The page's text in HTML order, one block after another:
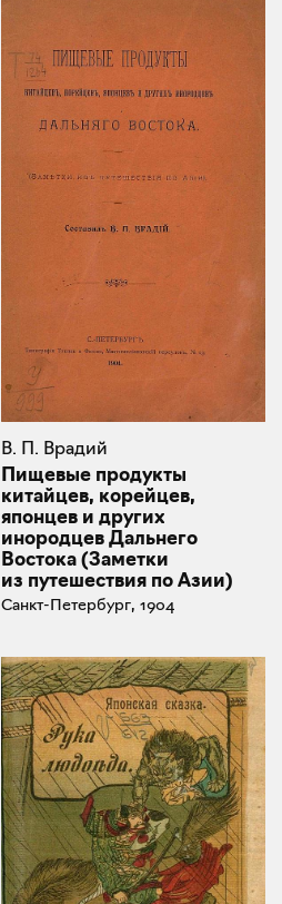
В. П. Врадий
Пищевые продукты
китайцев, корейцев,
японцев и других
инородцев Дальнего
Востока (Заметки
из путешествия по Азии)
Санкт-Петербург, 1904